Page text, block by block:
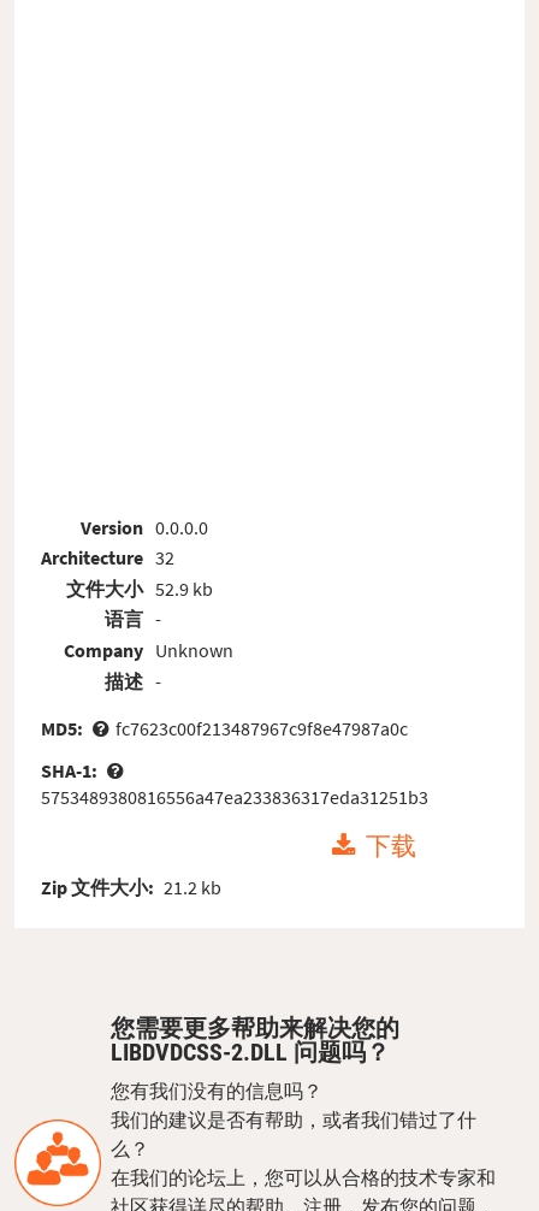
Version
Architecture
文件大小
语言
Company
描述
0.0.0.0
32
52.9 kb
-
Unknown
-
MD5:
fc7623c00f213487967c9f8e47987a0c
SHA-1:
5753489380816556a47ea233836317eda31251b3
下载
Zip 文件大小: 21.2 kb
您需要更多帮助来解决您的
LIBDVDCSS-2.DLL 问题吗？
您有我们没有的信息吗？
我们的建议是否有帮助，或者我们错过了什
么？
在我们的论坛上，您可以从合格的技术专家和